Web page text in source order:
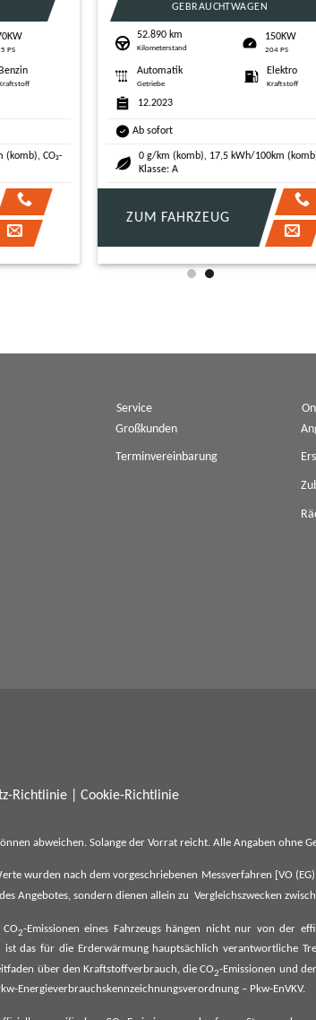
GEBRAUCHTWAGEN
km 147KW
200 PS
Diesel
Kraftstoff
g/km (komb), 5,8 l/100km (komb), CO₂-
92.279 km
Kilometerstand
Automatik
Getriebe
162.0 g/km
ZUM
Service
Großkunden
Terminvereinbarung
Richtlinie Cookie-Richtlinie
abweichen. Solange der Vorrat reicht. Alle Angaben ohne
wurden nach dem vorgeschriebenen Messverfahren [VO
Angebotes, sondern dienen allein zu Vergleichszwecken
2-Emissionen eines Fahrzeugs hängen nicht nur von der
ist das für die Erderwärmung hauptsächlich verantwortliche
über den Kraftstoffverbrauch, die CO2-Emissionen und
Energieverbrauchskennzeichnungsverordnung – Pkw-EnVKV.